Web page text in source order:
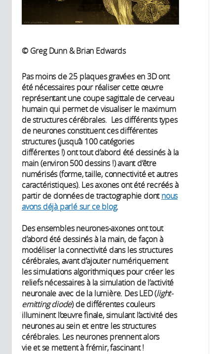
© Greg Dunn & Brian Edwards
Pas moins de 25 plaques gravées en 3D ont
été nécessaires pour réaliser cette œuvre
représentant une coupe sagittale de cerveau
humain qui permet de visualiser le maximum
de structures cérébrales. Les différents types
de neurones constituent ces différentes
structures (jusqu’à 100 catégories
différentes !) ont tout d’abord été dessinés à la
main (environ 500 dessins !) avant d’être
numérisés (forme, taille, connectivité et autres
caractéristiques). Les axones ont été recréés à
partir de données de tractographie dontnous
avons déjà parlé sur ce blog.
Des ensembles neurones-axones ont tout
d’abord été dessinés à la main, de façon à
modéliser la connectivité dans les structures
cérébrales, avant d’ajouter numériquement
les simulations algorithmiques pour créer les
reliefs nécessaires à la simulation de l’activité
neuronale avec de la lumière. Des LED (light-
emitting diode) de différentes couleurs
illuminent l’œuvre finale, simulant l’activité des
neurones au sein et entre les structures
cérébrales. Les neurones prennent alors
vie et se mettent à frémir, fascinant !